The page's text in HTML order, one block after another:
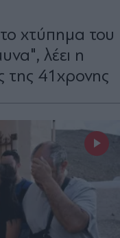
χτύπημα του
λέει η
της 41χρονης